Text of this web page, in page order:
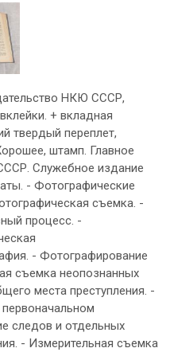
НКЮ СССР,
+ вкладная
твердый переплет,
штамп. Главное
Служебное издание
- Фотографические
съемка. -
процесс. -
- Фотографирование
съемка неопознанных
места преступления. -
следов и отдельных
- Измерительная съемка